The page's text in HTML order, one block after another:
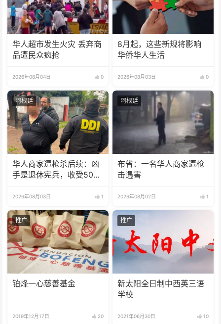
华人超市发生火灾 丢弃商
品遭民众疯抢
2026年08月04日 0
8月起，这些新规将影响
华侨华人生活
2026年08月03日 0
阿根廷
华人商家遭枪杀后续：凶
手是退休宪兵，收受5000
2026年08月03日 1
阿根廷
布省：一名华人商家遭枪
击遇害
2026年08月02日 1
推广
铂烽一心慈善基金
2019年12月17日 20
推广
新太阳全日制中西英三语
学校
2021年06月30日 10